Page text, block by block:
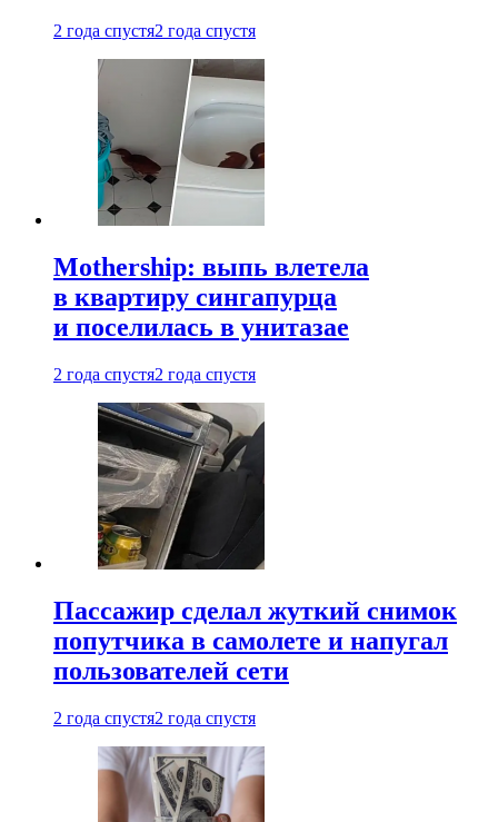
2 года спустя2 года спустя
Mothership: выпь влетела
в квартиру сингапурца
и поселилась в унитазае
2 года спустя2 года спустя
Пассажир сделал жуткий снимок
попутчика в самолете и напугал
пользователей сети
2 года спустя2 года спустя